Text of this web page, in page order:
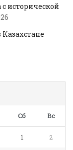
исторической
Сб Вс
1 2